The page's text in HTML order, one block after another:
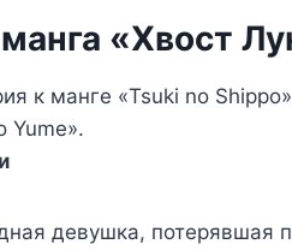
«Хвост
к манге «Tsuki no
Yume».
девушка, потерявшая